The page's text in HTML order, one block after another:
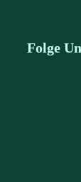
Folge